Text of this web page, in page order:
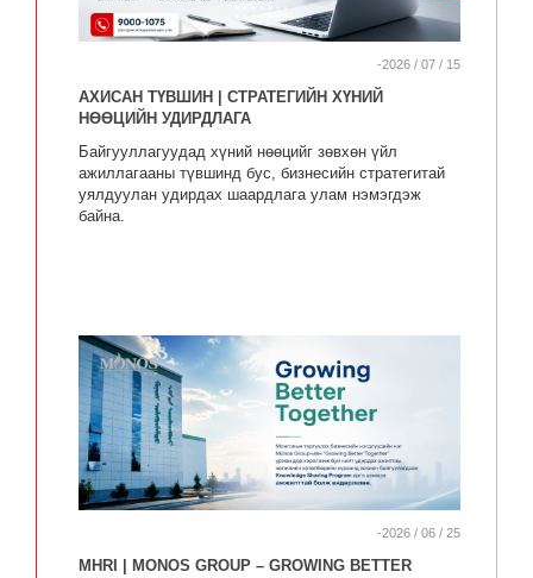
-2026 / 07 / 15
АХИСАН ТҮВШИН | СТРАТЕГИЙН ХҮНИЙ
НӨӨЦИЙН УДИРДЛАГА
Байгууллагуудад хүний нөөцийг зөвхөн үйл
ажиллагааны түвшинд бус, бизнесийн стратегитай
уялдуулан удирдах шаардлага улам нэмэгдэж
байна.
-2026 / 06 / 25
MHRI | MONOS GROUP – GROWING BETTER